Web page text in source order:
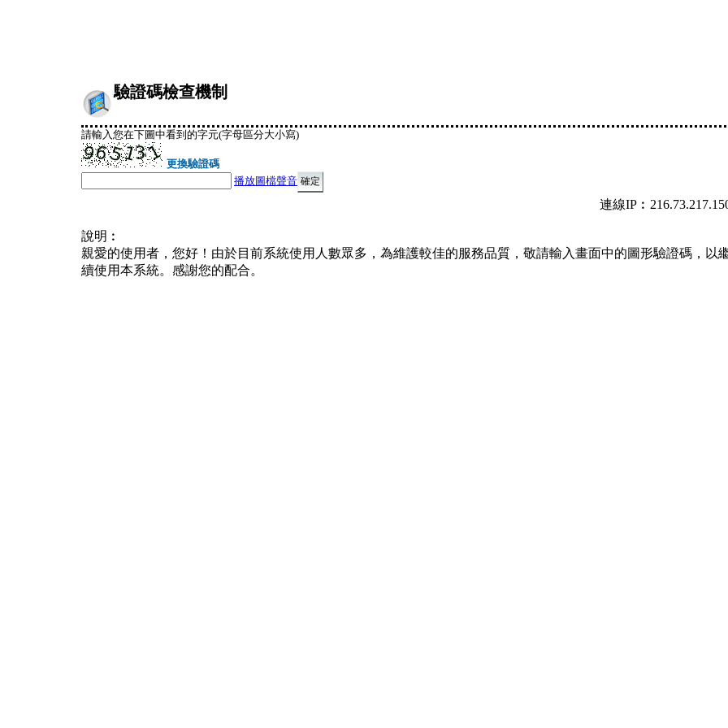
驗證碼檢查機制
請輸入您在下圖中看到的字元(字母區分大小寫)
更換驗證碼
播放圖檔聲音
連線
說明︰
親愛的使用者，您好！由於目前系統使用人數眾多，為維護較佳的服務品質，敬請輸入畫面中的圖形驗證碼，以
續使用本系統。感謝您的配合。